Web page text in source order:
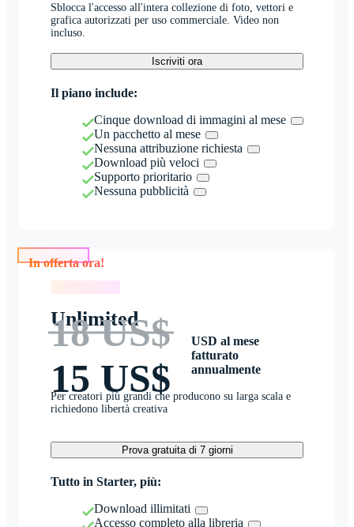
Sblocca l'accesso all'intera collezione di foto, vettori e
grafica autorizzati per uso commerciale. Video non
incluso.
Iscriviti ora
Il piano include:
Cinque download di immagini al mese
Un pacchetto al mese
Nessuna attribuzione richiesta
Download più veloci
Supporto prioritario
Nessuna pubblicità
Unlimited
18 US$
15 US$
USD al mese
fatturato
annualmente
Per creatori più grandi che producono su larga scala e
richiedono libertà creativa
Prova gratuita di 7 giorni
Tutto in Starter, più:
Download illimitati
Accesso completo alla libreria